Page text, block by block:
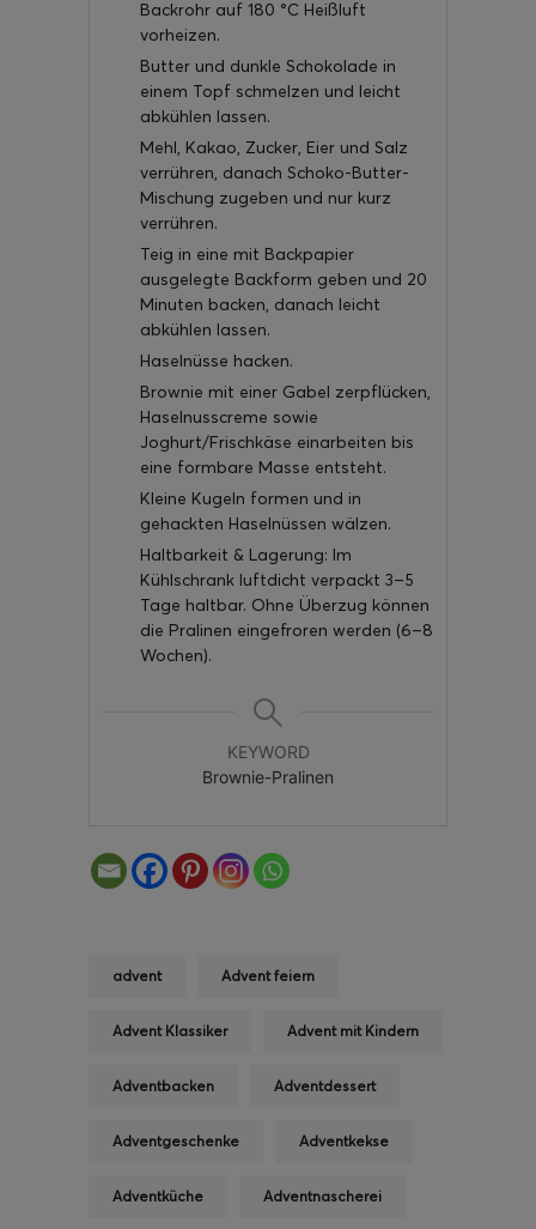
Backrohr auf 180 °C Heißluft
vorheizen.
Butter und dunkle Schokolade in
einem Topf schmelzen und leicht
abkühlen lassen.
Mehl, Kakao, Zucker, Eier und Salz
verrühren, danach Schoko-Butter-
Mischung zugeben und nur kurz
verrühren.
Teig in eine mit Backpapier
ausgelegte Backform geben und 20
Minuten backen, danach leicht
abkühlen lassen.
Haselnüsse hacken.
Brownie mit einer Gabel zerpflücken,
Haselnusscreme sowie
Joghurt/Frischkäse einarbeiten bis
eine formbare Masse entsteht.
Kleine Kugeln formen und in
gehackten Haselnüssen wälzen.
Haltbarkeit & Lagerung: Im
Kühlschrank luftdicht verpackt 3–5
Tage haltbar. Ohne Überzug können
die Pralinen eingefroren werden (6–8
Wochen).
KEYWORD
Brownie-Pralinen
advent Advent feiern
Advent Klassiker Advent mit Kindern
Adventbacken Adventdessert
Adventgeschenke Adventkekse
Adventküche Adventnascherei